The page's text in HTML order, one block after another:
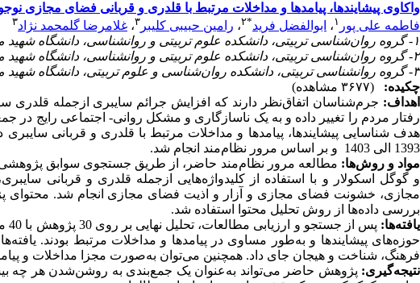
واکاوی پیشایندها، پیامدها و مداخلات مرتبط با قلدری و قربانی فضای مجازی
فاطمه علی پور ۱ ، ابوالفضل فرید*۲، رامین حبیبی کلیبر ۳، غلامرضا گلمحمد نژاد۳
۱- گروه روان‌شناسی تربیتی، دانشکده علوم تربیتی و روانشناسی، دانشگاه شهید مدنی آذربایجان، تبریز، ایران
۲- گروه روان‌شناسی تربیتی، دانشکده علوم تربیتی و روانشناسی، دانشگاه شهید مدنی آذربایجان، تبریز، ایران ،
۳- گروه روانشناسی تربیتی، دانشکده روان‌شناسی و علوم تربیتی، دانشگاه شهید مدنی آذربایجان، تبریز، ایران.
چکیده:
(۳۶۷۷ مشاهده)
اهداف: جرم‌شناسان اتفاق‌نظر دارند که افزایش جرائم سایبری ازجمله قلدری
رفتار مردم را تغییر داده و به یک ناسازگاری و مشکل روانی- اجتماعی رایج
هدف شناسایی پیشایندها، پیامدها و مداخلات مرتبط با قلدری و قربانی
1393 الی 1403 و بر اساس مرور نظام‌مند انجام شد.
مواد و روش‌ها: مطالعه مرور نظام‌مند حاضر، از طریق جستجوی سوابق پژوهشی با
و گوگل اسکولار و با استفاده از کلیدواژه‌هایی ازجمله قلدری و قربانی
مجازی، خشونت فضای مجازی و آزار و اذیت فضای مجازی انجام شد. محتوای
بررسی داده‌ها از روش تحلیل محتوا استفاده شد.
یافته‌ها:
پس
حوزه‌های پیشایندها و به‌طور مساوی در پیامدها و مداخلات مرتبط بودند.
فرهنگ، شناخت و هیجان جای داد. همچنین می‌توان به‌صورت مجزا مداخلات و
نتیجه‌گیری: پژوهش حاضر می‌تواند به‌عنوان یک جمع‌بندی به روشن‌شدن هر چه